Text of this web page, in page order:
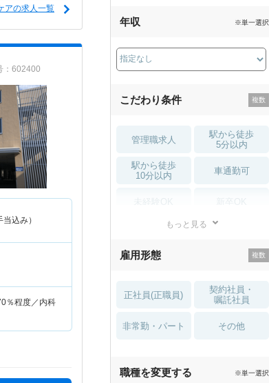
アの求人一覧
602400
込み）
％程度／内科
薬局・
年収 ※単一選択
こだわり条件
管理職求人
駅から徒歩
5分以内
駅から徒歩
10分以内
車通勤可
住宅手当・補助
土日祝休 無資格 OK
積極採用中 WEB面接OK
もっと見る
雇用形態
正社員(正職員)
契約社員・
嘱託社員
非常勤・パート その他
職種を変更する ※単一選択